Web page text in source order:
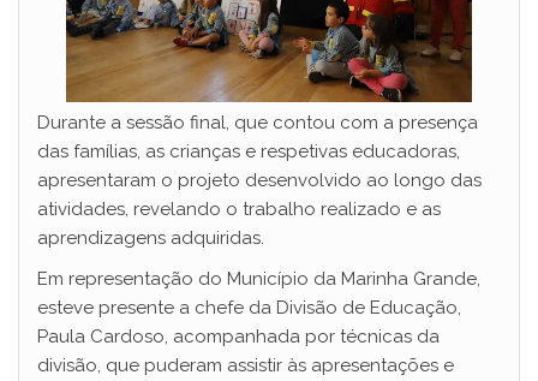
Durante a sessão final, que contou com a presença
das famílias, as crianças e respetivas educadoras,
apresentaram o projeto desenvolvido ao longo das
atividades, revelando o trabalho realizado e as
aprendizagens adquiridas.
Em representação do Município da Marinha Grande,
esteve presente a chefe da Divisão de Educação,
Paula Cardoso, acompanhada por técnicas da
divisão, que puderam assistir às apresentações e